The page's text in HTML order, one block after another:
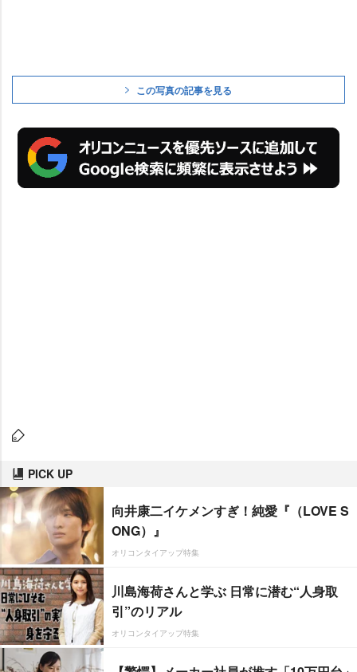
この写真の記事を見る
PICK UP
向井康二イケメンすぎ！純愛『（LOVE S
ONG）』
オリコンタイアップ特集
川島海荷さんと学ぶ 日常に潜む“人身取
引”のリアル
オリコンタイアップ特集